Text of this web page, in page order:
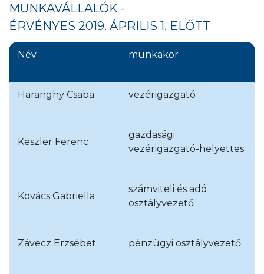
MUNKAVÁLLALÓK -
ÉRVÉNYES 2019. ÁPRILIS 1. ELŐTT
Név munkakör
Haranghy Csaba vezérigazgató
Keszler Ferenc
gazdasági
vezérigazgató-helyettes
Kovács Gabriella
számviteli és adó
osztályvezető
Závecz Erzsébet pénzügyi osztályvezető